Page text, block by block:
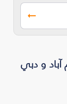
و دبي